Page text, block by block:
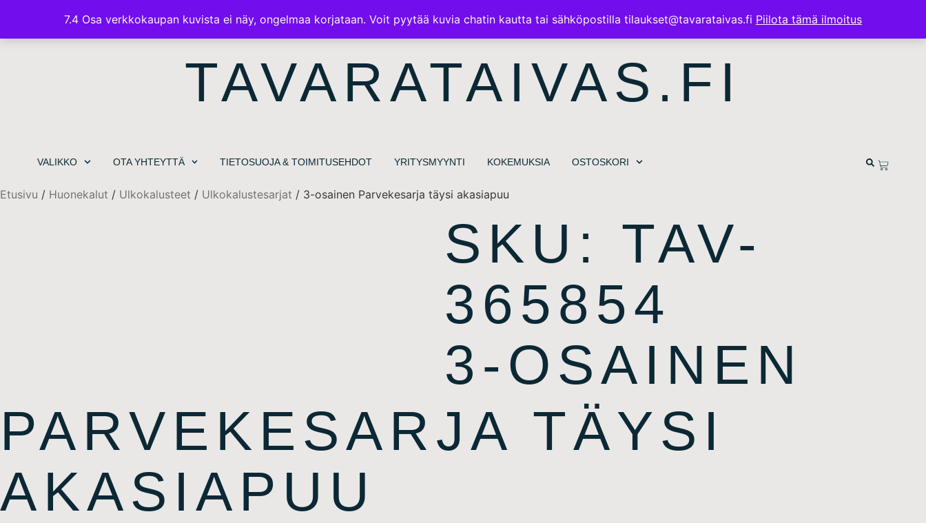
7.4 Osa verkkokaupan kuvista ei näy, ongelmaa korjataan. Voit pyytää kuvia chatin kautta tai sähköpostilla tilaukset@tavarataivas.fi Piilota tämä ilmoitus
ILMAINEN TOIMITUS 100€ TILAUKSISSA
TAVARATAIVAS.FI
VALIKKO OTA YHTEYTTÄ TIETOSUOJA & TOIMITUSEHDOT YRITYSMYYNTI KOKEMUKSIA OSTOSKORI
Etusivu / Huonekalut / Ulkokalusteet / Ulkokalustesarjat / 3-osainen Parvekesarja täysi akasiapuu
SKU: TAV-
365854
3-OSAINEN
PARVEKESARJA TÄYSI
AKASIAPUU